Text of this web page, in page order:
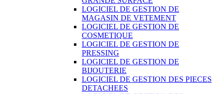
LOGICIEL DE GESTION DE
MAGASIN DE VETEMENT
LOGICIEL DE GESTION DE
COSMETIQUE
LOGICIEL DE GESTION DE
PRESSING
LOGICIEL DE GESTION DE
BIJOUTERIE
LOGICIEL DE GESTION DES PIECES
DETACHEES